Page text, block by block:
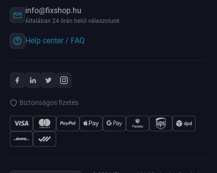
info@fixshop.hu
Általában 24 órán belül válaszolunk.
Help center / FAQ
Biztonságos fizetés